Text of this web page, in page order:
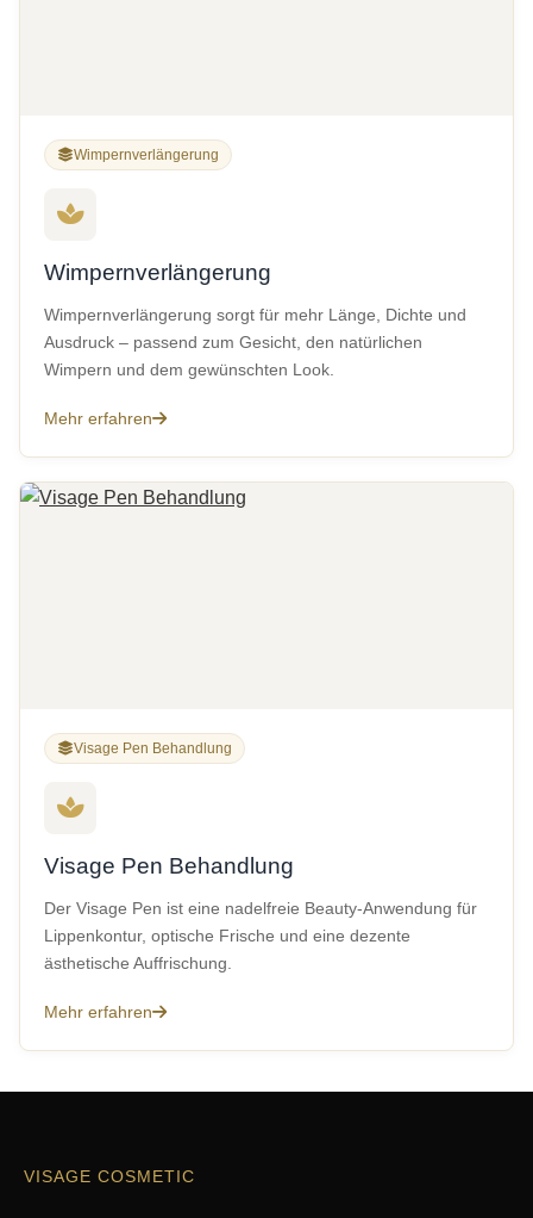
Wimpernverlängerung
Wimpernverlängerung
Wimpernverlängerung sorgt für mehr Länge, Dichte und
Ausdruck – passend zum Gesicht, den natürlichen
Wimpern und dem gewünschten Look.
Mehr erfahren
Visage Pen Behandlung
Visage Pen Behandlung
Der Visage Pen ist eine nadelfreie Beauty-Anwendung für
Lippenkontur, optische Frische und eine dezente
ästhetische Auffrischung.
Mehr erfahren
VISAGE COSMETIC